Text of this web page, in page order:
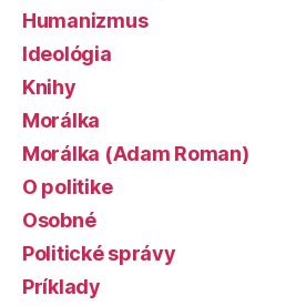
Humanizmus
Ideológia
Knihy
Morálka
Morálka (Adam Roman)
O politike
Osobné
Politické správy
Príklady